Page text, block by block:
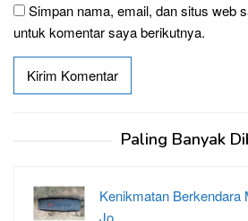
Simpan nama, email, dan situs web
untuk komentar saya berikutnya.
Paling Banyak
Kenikmatan Berkendara
Jo…